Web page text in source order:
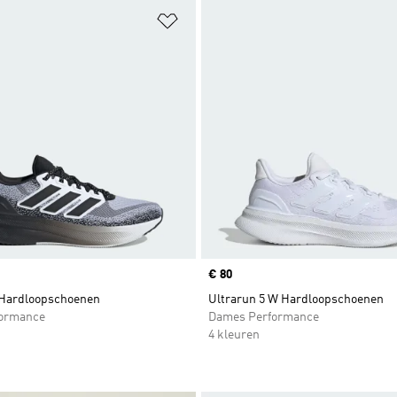
Price
€ 80
Ultrarun 5 W Hardloopschoenen
Dames Performance
4 kleuren